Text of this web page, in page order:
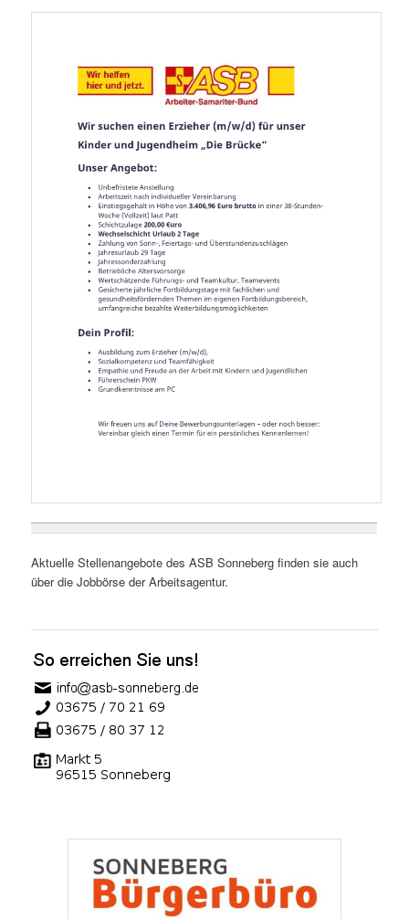
Aktuelle Stellenangebote des ASB Sonneberg finden sie auch
über die Jobbörse der Arbeitsagentur.